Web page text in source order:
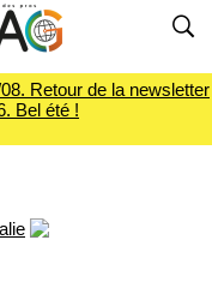
Retour de la newsletter
Bel été !